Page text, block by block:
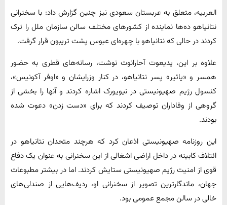
العربیه، متعلق به عربستان سعودی نیز چنین گزارش داد: با سخنرانی
نتانیاهو ده‌ها نماینده از کشورهای مختلف سالن سازمان ملل را ترک
کردند در حالی که نتانیاهو با چهره‌ای عبوس پشت تریبون قرار گرفت.
علاوه بر این، یدیعوت آحارانوت نوشت، رسانه‌های قطری به حضور
همسر و «یائیر» پسر نتانیاهو، در کنار وزرایشان و «اوفر آکونیس»،
کنسول رژیم صهیونیستی در نیویورک اشاره کردند و آنها را بخشی از
گروهی از وفاداران توصیف کردند که برای «دست زدن» دعوت شده
بودند.
این روزنامه صهیونیستی اذعان کرد که هرچند متحدان نتانیاهو در
ائتلاف کابینه در داخل اراضی اشغالی از این سخنرانی به عنوان یک دفاع
قوی از امنیت رژیم صهیونیستی ستایش کردند. اما در بیشتر مطبوعات
جهان، ماندگارترین تصویر از سخنرانی او، ردیف‌هایی از صندلی‌های
خالی در سالن مجمع عمومی بود.